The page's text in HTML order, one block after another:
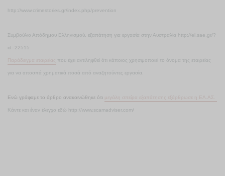
http://www.crimestories.gr/index.php/prevention
Συμβούλιο Απόδημου Ελληνισμού, εξαπάτηση για εργασία στην Αυστραλία http://el.sae.gr/?
id=22515
Παράδειγμα εταιρείας που έχει αντιληφθεί ότι κάποιος χρησιμοποιεί το όνομα της εταιρείας
για να αποσπά χρηματικά ποσά από αναζητούντες εργασία.
Ενώ γράφαμε το άρθρο ανακοινώθηκε ότι μεγάλη σπείρα εξαπάτησης εξάρθρωσε η ΕΛ.ΑΣ.
Κάντε και έναν έλεγχο εδώ http://www.scamadviser.com/